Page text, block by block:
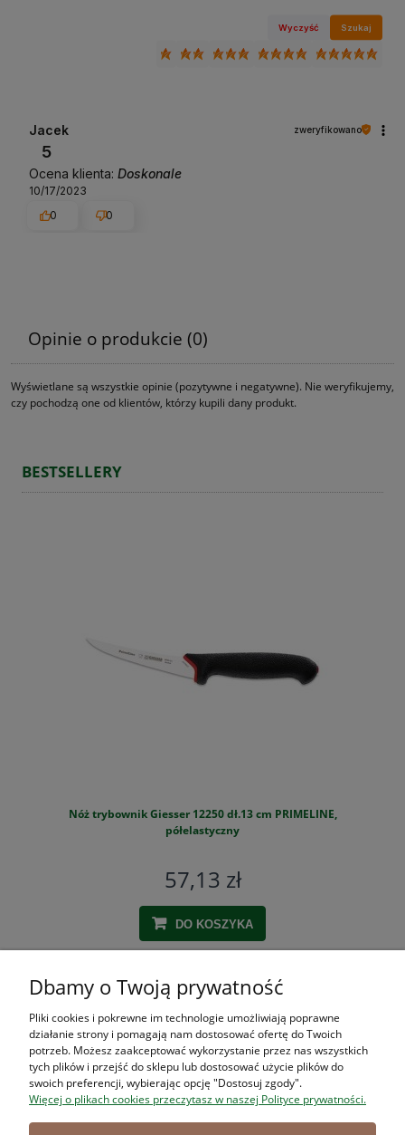
Wyczyść Szukaj
Jacek zweryfikowano
5
Ocena klienta: Doskonale
10/17/2023
0
0
Opinie o produkcie (0)
Wyświetlane są wszystkie opinie (pozytywne i negatywne). Nie weryfikujemy,
czy pochodzą one od klientów, którzy kupili dany produkt.
BESTSELLERY
Nóż trybownik Giesser 12250 dł.13 cm PRIMELINE,
półelastyczny
57,13 zł
DO KOSZYKA
ZAKUPY
POMOC
MOJE KONTO
Dbamy o Twoją prywatność
Pliki cookies i pokrewne im technologie umożliwiają poprawne
działanie strony i pomagają nam dostosować ofertę do Twoich
potrzeb. Możesz zaakceptować wykorzystanie przez nas wszystkich
tych plików i przejść do sklepu lub dostosować użycie plików do
swoich preferencji, wybierając opcję "Dostosuj zgody".
Więcej o plikach cookies przeczytasz w naszej Polityce prywatności.